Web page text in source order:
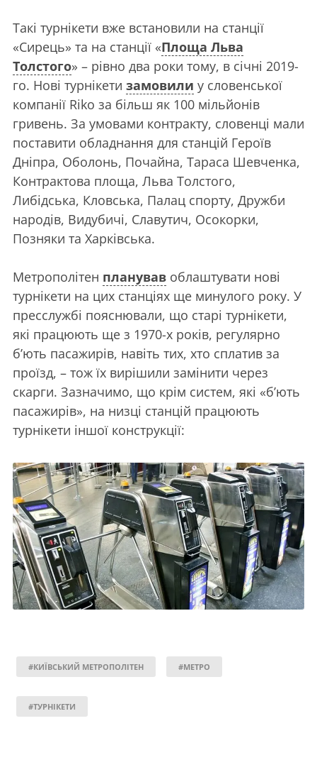
Такі турнікети вже встановили на станції
«Сирець» та на станції «Площа Льва
Толстого» – рівно два роки тому, в січні 2019-
го. Нові турнікети замовили у словенської
компанії Riko за більш як 100 мільйонів
гривень. За умовами контракту, словенці мали
поставити обладнання для станцій Героїв
Дніпра, Оболонь, Почайна, Тараса Шевченка,
Контрактова площа, Льва Толстого,
Либідська, Кловська, Палац спорту, Дружби
народів, Видубичі, Славутич, Осокорки,
Позняки та Харківська.
Метрополітен планував облаштувати нові
турнікети на цих станціях ще минулого року. У
пресслужбі пояснювали, що старі турнікети,
які працюють ще з 1970-х років, регулярно
б’ють пасажирів, навіть тих, хто сплатив за
проїзд, – тож їх вирішили замінити через
скарги. Зазначимо, що крім систем, які «б’ють
пасажирів», на низці станцій працюють
турнікети іншої конструкції:
#КИЇВСЬКИЙ МЕТРОПОЛІТЕН #МЕТРО
#ТУРНІКЕТИ